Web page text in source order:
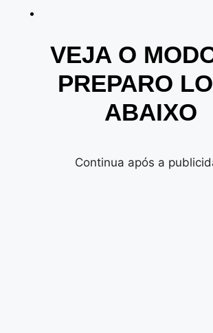
VEJA O
PREPARO
ABAIXO
Continua após a